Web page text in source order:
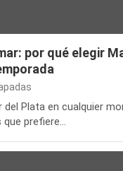
por qué elegir
del Plata en cualquier
que prefiere…